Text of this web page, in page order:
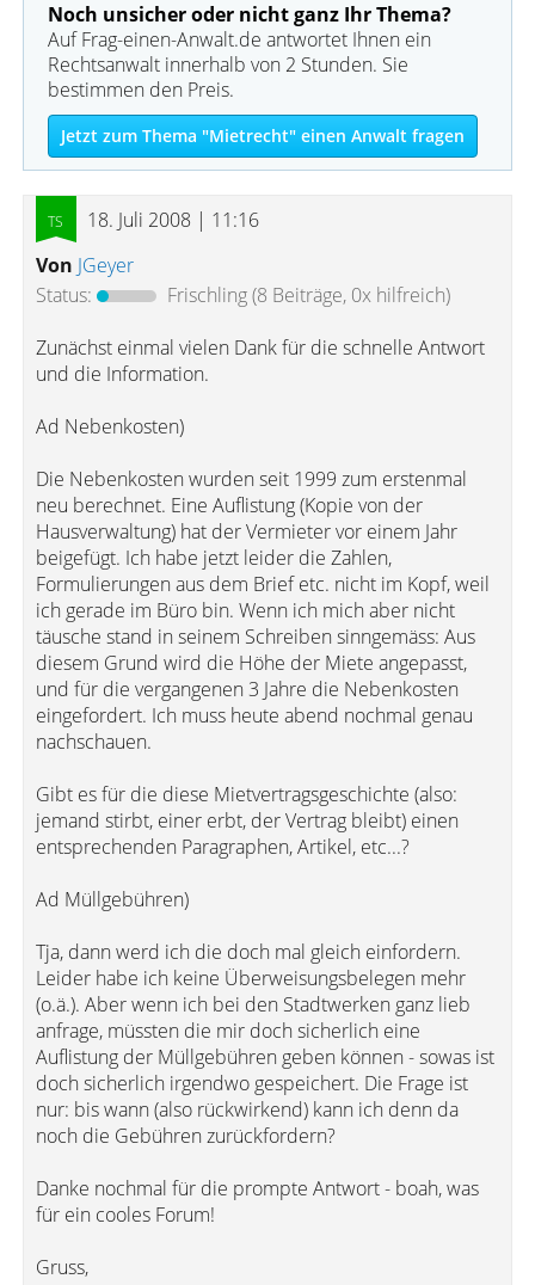
Noch unsicher oder nicht ganz Ihr Thema?
Auf Frag-einen-Anwalt.de antwortet Ihnen ein
Rechtsanwalt innerhalb von 2 Stunden. Sie
bestimmen den Preis.
Jetzt zum Thema "Mietrecht" einen Anwalt fragen
18. Juli 2008 | 11:16
Von JGeyer
Status:
Frischling(8 Beiträge, 0x hilfreich)
Zunächst einmal vielen Dank für die schnelle Antwort
und die Information.
Ad Nebenkosten)
Die Nebenkosten wurden seit 1999 zum erstenmal
neu berechnet. Eine Auflistung (Kopie von der
Hausverwaltung) hat der Vermieter vor einem Jahr
beigefügt. Ich habe jetzt leider die Zahlen,
Formulierungen aus dem Brief etc. nicht im Kopf, weil
ich gerade im Büro bin. Wenn ich mich aber nicht
täusche stand in seinem Schreiben sinngemäss: Aus
diesem Grund wird die Höhe der Miete angepasst,
und für die vergangenen 3 Jahre die Nebenkosten
eingefordert. Ich muss heute abend nochmal genau
nachschauen.
Gibt es für die diese Mietvertragsgeschichte (also:
jemand stirbt, einer erbt, der Vertrag bleibt) einen
entsprechenden Paragraphen, Artikel, etc...?
Ad Müllgebühren)
Tja, dann werd ich die doch mal gleich einfordern.
Leider habe ich keine Überweisungsbelegen mehr
(o.ä.). Aber wenn ich bei den Stadtwerken ganz lieb
anfrage, müssten die mir doch sicherlich eine
Auflistung der Müllgebühren geben können - sowas ist
doch sicherlich irgendwo gespeichert. Die Frage ist
nur: bis wann (also rückwirkend) kann ich denn da
noch die Gebühren zurückfordern?
Danke nochmal für die prompte Antwort - boah, was
für ein cooles Forum!
Gruss,